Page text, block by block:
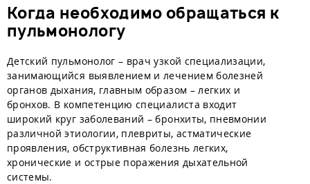
Когда необходимо обращаться к
пульмонологу
Детский пульмонолог – врач узкой специализации,
занимающийся выявлением и лечением болезней
органов дыхания, главным образом – легких и
бронхов. В компетенцию специалиста входит
широкий круг заболеваний – бронхиты, пневмонии
различной этиологии, плевриты, астматические
проявления, обструктивная болезнь легких,
хронические и острые поражения дыхательной
системы.